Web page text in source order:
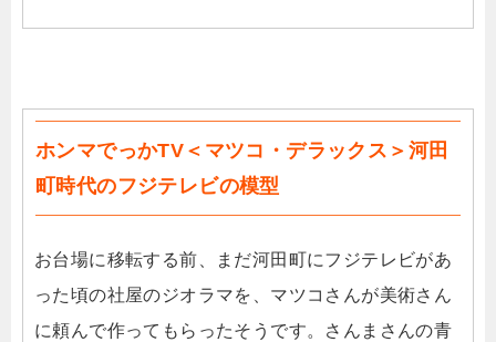
ホンマでっかTV＜マツコ・デラックス＞河田
町時代のフジテレビの模型
お台場に移転する前、まだ河田町にフジテレビがあ
った頃の社屋のジオラマを、マツコさんが美術さん
に頼んで作ってもらったそうです。さんまさんの青